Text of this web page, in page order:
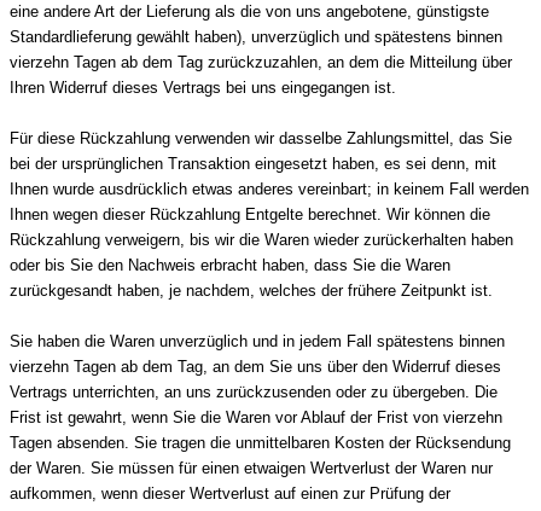
eine andere Art der Lieferung als die von uns angebotene, günstigste
Standardlieferung gewählt haben), unverzüglich und spätestens binnen
vierzehn Tagen ab dem Tag zurückzuzahlen, an dem die Mitteilung über
Ihren Widerruf dieses Vertrags bei uns eingegangen ist.
Für diese Rückzahlung verwenden wir dasselbe Zahlungsmittel, das Sie
bei der ursprünglichen Transaktion eingesetzt haben, es sei denn, mit
Ihnen wurde ausdrücklich etwas anderes vereinbart; in keinem Fall werden
Ihnen wegen dieser Rückzahlung Entgelte berechnet. Wir können die
Rückzahlung verweigern, bis wir die Waren wieder zurückerhalten haben
oder bis Sie den Nachweis erbracht haben, dass Sie die Waren
zurückgesandt haben, je nachdem, welches der frühere Zeitpunkt ist.
Sie haben die Waren unverzüglich und in jedem Fall spätestens binnen
vierzehn Tagen ab dem Tag, an dem Sie uns über den Widerruf dieses
Vertrags unterrichten, an uns zurückzusenden oder zu übergeben. Die
Frist ist gewahrt, wenn Sie die Waren vor Ablauf der Frist von vierzehn
Tagen absenden. Sie tragen die unmittelbaren Kosten der Rücksendung
der Waren. Sie müssen für einen etwaigen Wertverlust der Waren nur
aufkommen, wenn dieser Wertverlust auf einen zur Prüfung der